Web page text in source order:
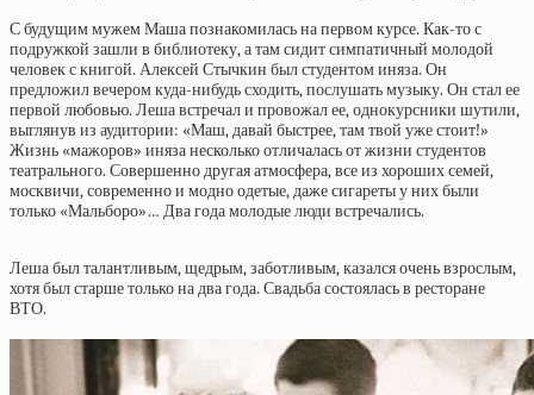
С будущим мужем Маша познакомилась на первом курсе. Как-то с
подружкой зашли в библиотеку, а там сидит симпатичный молодой
человек с книгой. Алексей Стычкин был студентом иняза. Он
предложил вечером куда-нибудь сходить, послушать музыку. Он стал ее
первой любовью. Леша встречал и провожал ее, однокурсники шутили,
выглянув из аудитории: «Маш, давай быстрее, там твой уже стоит!»
Жизнь «мажоров» иняза несколько отличалась от жизни студентов
театрального. Совершенно другая атмосфера, все из хороших семей,
москвичи, современно и модно одетые, даже сигареты у них были
только «Мальборо»… Два года молодые люди встречались.
Леша был талантливым, щедрым, заботливым, казался очень взрослым,
хотя был старше только на два года. Свадьба состоялась в ресторане
ВТО.